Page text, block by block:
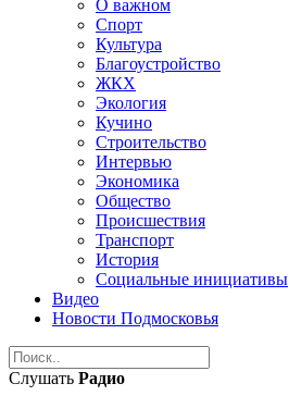
О важном
Спорт
Культура
Благоустройство
ЖКХ
Экология
Кучино
Строительство
Интервью
Экономика
Общество
Происшествия
Транспорт
История
Социальные инициативы
Видео
Новости Подмосковья
Слушать Радио